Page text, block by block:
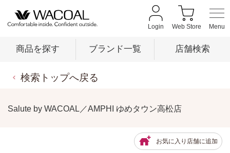
Login Web Store
商品を探す ブランド一覧 店舗検索
検索トップへ戻る
Salute by WACOAL／AMPHI ゆめタウン高松店
お気に入り店舗に追加